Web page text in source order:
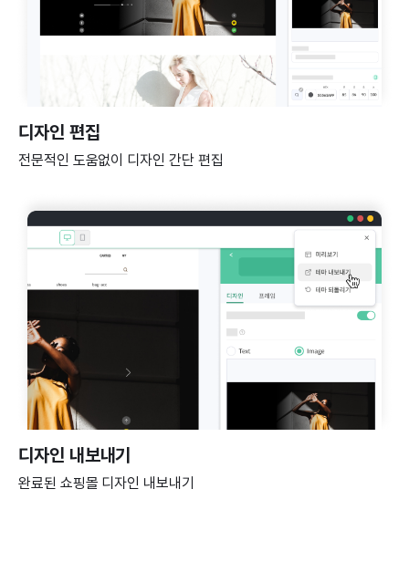
디자인 편집
전문적인 도움없이 디자인 간단 편집
디자인 내보내기
완료된 쇼핑몰 디자인 내보내기